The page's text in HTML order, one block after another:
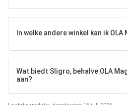
In welke andere winkel kan ik OLA
Wat biedt Sligro, behalve OLA
aan?